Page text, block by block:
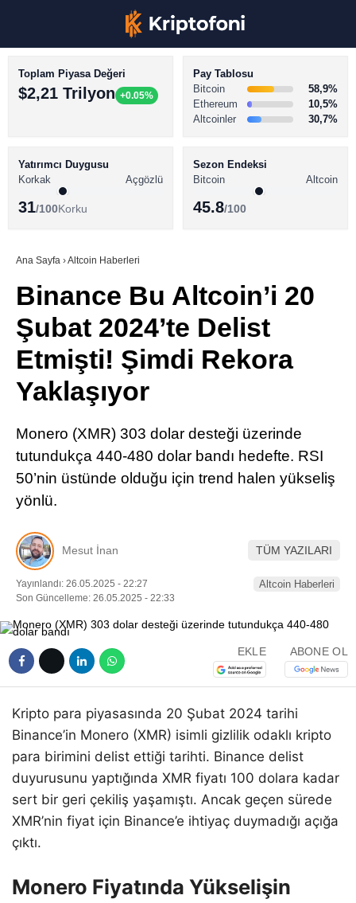
Youtube
TikTok
BİTCOİN HABERLERİ
ALTCOİN HABERLERİ
SÖZLÜK
Toplam Piyasa Değeri
$2,21 Trilyon +0.05%
Pay Tablosu
Bitcoin
58,9%
Ethereum
10,5%
Altcoinler
30,7%
Yatırımcı Duygusu
Korkak
Açgözlü
31/100Korku
Sezon Endeksi
Bitcoin
Altcoin
45.8/100
Ana Sayfa ›Altcoin Haberleri
Binance Bu Altcoin’i 20
Şubat 2024’te Delist
Etmişti! Şimdi Rekora
Yaklaşıyor
Monero (XMR) 303 dolar desteği üzerinde
tutundukça 440-480 dolar bandı hedefte. RSI
50’nin üstünde olduğu için trend halen yükseliş
yönlü.
Mesut İnan TÜM YAZILARI
Yayınlandı: 26.05.2025 - 22:27
Son Güncelleme: 26.05.2025 - 22:33
Altcoin Haberleri
EKLE ABONE OL
Kripto para piyasasında 20 Şubat 2024 tarihi
Binance’in Monero (XMR) isimli gizlilik odaklı kripto
para birimini delist ettiği tarihti. Binance delist
duyurusunu yaptığında XMR fiyatı 100 dolara kadar
sert bir geri çekiliş yaşamıştı. Ancak geçen sürede
XMR’nin fiyat için Binance’e ihtiyaç duymadığı açığa
çıktı.
Monero Fiyatında Yükselişin